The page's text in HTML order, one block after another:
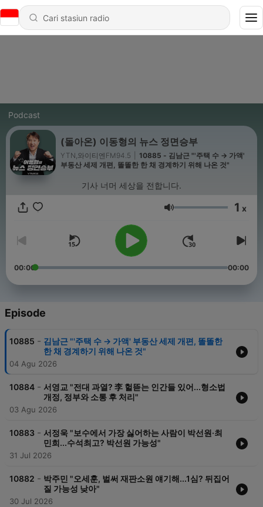
Podcast
(돌아온) 이동형의 뉴스 정면승부
YTN,와이티엔FM94.5
10885 - 김남근 "'주택 수 → 가액'
부동산 세제 개편, 똘똘한 한 채 경계하기 위해 나온 것"
기사 너머 세상을 전합니다.
Volume 1 x
00:00 00:00
Episode
10885 - 김남근 "'주택 수 → 가액' 부동산 세제 개편, 똘똘한
한 채 경계하기 위해 나온 것"
04 Agu 2026
10884 - 서영교 "전대 과열? 李 헐뜯는 인간들 있어...형소법
개정, 정부와 소통 후 처리"
03 Agu 2026
10883 - 서정욱 "보수에서 가장 싫어하는 사람이 박선원·최
민희...수석최고? 박선원 가능성"
31 Jul 2026
10882 - 박주민 "오세훈, 벌써 재판소원 얘기해...1심? 뒤집어
질 가능성 낮아"
30 Jul 2026